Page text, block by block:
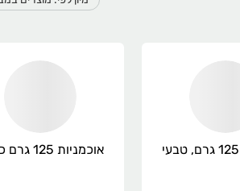
אוכמניות 125 גרם כרמל